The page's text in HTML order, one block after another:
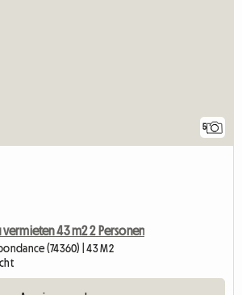
5
vermieten 43 m2 2 Personen
(74360) | 43 M2